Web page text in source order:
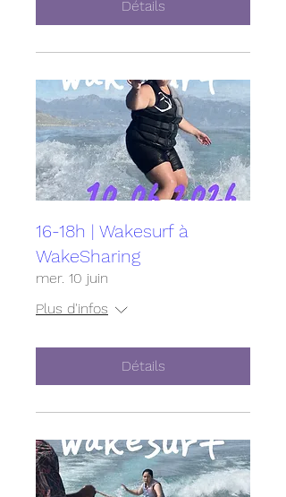
Détails
16-18h | Wakesurf à
WakeSharing
mer. 10 juin
Plus d'infos
Détails